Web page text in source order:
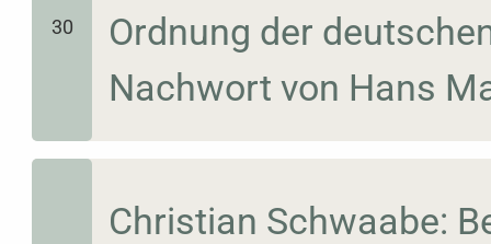
30
Ordnung der
Nachwort von Hans
Christian Schwaabe: